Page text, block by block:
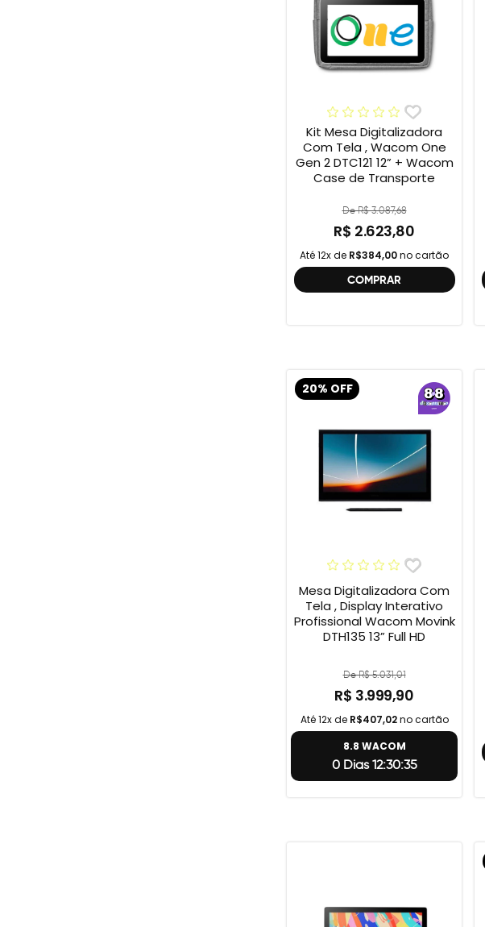
Kit Mesa Digitalizadora
Com Tela , Wacom One
Gen 2 DTC121 12” + Wacom
Case de Transporte
De R$ 3.087,68
R$ 2.623,80
Até 12x de R$384,00no cartão
COMPRAR
20% OFF
Mesa Digitalizadora Com
Tela , Display Interativo
Profissional Wacom Movink
DTH135 13” Full HD
De R$ 5.031,01
R$ 3.999,90
Até 12x de R$407,02no cartão
8.8 WACOM
0 Dias 12:30:34